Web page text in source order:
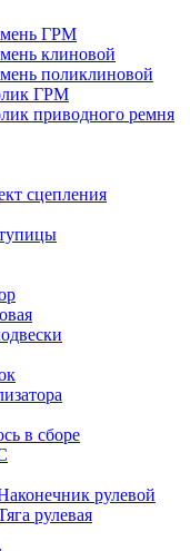
ГРМ
клиновой
поликлиновой
ГРМ
приводного ремня
сцепления
в сборе
рулевой
рулевая